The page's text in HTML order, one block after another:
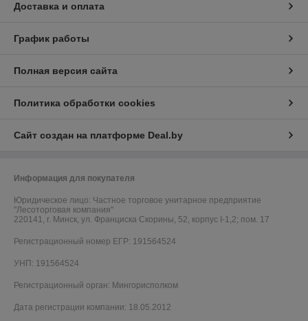
Доставка и оплата
График работы
Полная версия сайта
Политика обработки cookies
Сайт создан на платформе Deal.by
Информация для покупателя
Юридическое лицо: Частное торговое унитарное предприятие
"Лесоторговая компания"
220141, г. Минск, ул. Франциска Скорины, 52, корпус I-1,2; пом. 17
Регистрационный номер ЕГР: 191564524
УНП: 191564524
Регистрационный орган: Мингорисполком
Дата регистрации компании: 18.05.2012